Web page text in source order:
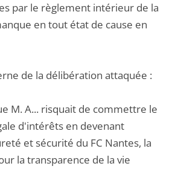
par le règlement intérieur de la
en tout état de cause en
de la délibération attaquée :
M. A... risquait de commettre le
d'intérêts en devenant
et sécurité du FC Nantes, la
la transparence de la vie